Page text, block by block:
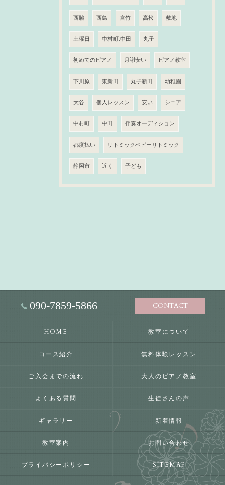
西脇 西島 宮竹 高松 敷地
土曜日 中村町.中田 丸子
初めてのピアノ 月謝安い ピアノ教室
下川原 東新田 丸子新田 幼稚園
大谷 個人レッスン 安い シニア
中村町 中田 伴奏オーディション
都度払い リトミックベビーリトミック
静岡市 近く 子ども
090-7859-5866 CONTACT
HOME 教室について
コース紹介 無料体験レッスン
ご入会までの流れ 大人のピアノ教室
よくある質問 生徒さんの声
ギャラリー 新着情報
教室案内 お問い合わせ
プライバシーポリシー SITEMAP